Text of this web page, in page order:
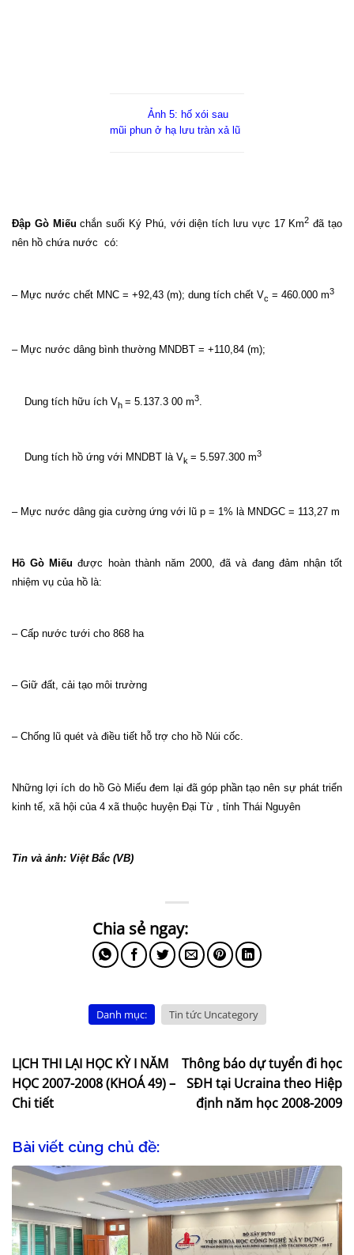
Ảnh 5: hố xói sau
mũi phun ở hạ lưu tràn xả lũ
Đập Gò Miếu chắn suối Ký Phú, với diện tích lưu vực 17 Km2 đã tạo
nên hồ chứa nước có:
– Mực nước chết MNC = +92,43 (m); dung tích chết V­c = 460.000 m3
– Mực nước dâng bình thường MNDBT = +110,84 (m);
Dung tích hữu ích Vh = 5.137.3 00 m3.
Dung tích hồ ứng với MNDBT là Vk = 5.597.300 m3
– Mực nước dâng gia cường ứng với lũ p = 1% là MNDGC = 113,27 m
Hồ Gò Miếu được hoàn thành năm 2000, đã và đang đảm nhận tốt
nhiệm vụ của hồ là:
– Cấp nước tưới cho 868 ha
– Giữ đất, cải tạo môi trường
– Chống lũ quét và điều tiết hỗ trợ cho hồ Núi cốc.
Những lợi ích do hồ Gò Miếu đem lại đã góp phần tạo nên sự phát triển
kinh tế, xã hội của 4 xã thuộc huyện Đại Từ , tỉnh Thái Nguyên
Tin và ảnh: Việt Bắc (VB)
Danh mục: Tin tức Uncategory
LỊCH THI LẠI HỌC KỲ I NĂM
HỌC 2007-2008 (KHOÁ 49) –
Chi tiết
Thông báo dự tuyển đi học
SĐH tại Ucraina theo Hiệp
định năm học 2008-2009
Bài viết cùng chủ đề: